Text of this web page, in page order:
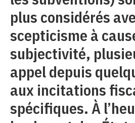
plus considérés
scepticisme à
subjectivité,
appel depuis
aux incitations
spécifiques. À